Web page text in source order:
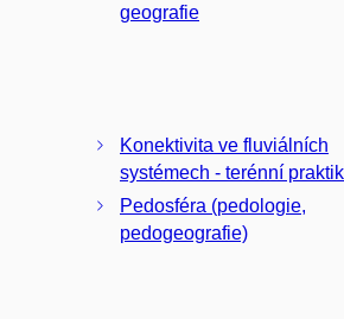
geografie
Konektivita ve fluviálních
systémech - terénní
Pedosféra (pedologie,
pedogeografie)